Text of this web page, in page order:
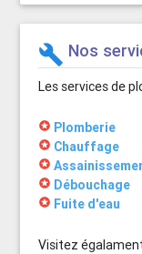
build Nos
Les services de
stars Plomberie
stars Chauffage
stars
stars Débouchage
stars Fuite d'eau
Visitez